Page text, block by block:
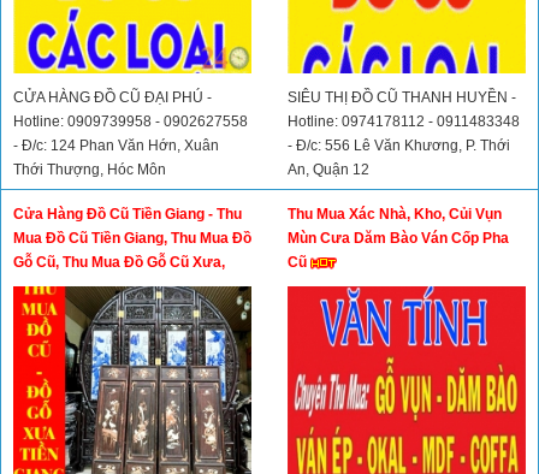
CỬA HÀNG ĐỒ CŨ ĐẠI PHÚ -
Hotline: 0909739958 - 0902627558
- Đ/c: 124 Phan Văn Hớn, Xuân
Thới Thượng, Hóc Môn
SIÊU THỊ ĐỒ CŨ THANH HUYỀN -
Hotline: 0974178112 - 0911483348
- Đ/c: 556 Lê Văn Khương, P. Thới
An, Quận 12
Cửa Hàng Đồ Cũ Tiền Giang - Thu
Mua Đồ Cũ Tiền Giang, Thu Mua Đồ
Gỗ Cũ, Thu Mua Đồ Gỗ Cũ Xưa,
Thu Mua Đồ Cổ
Thu Mua Xác Nhà, Kho, Củi Vụn
Mùn Cưa Dăm Bào Ván Cốp Pha
Cũ